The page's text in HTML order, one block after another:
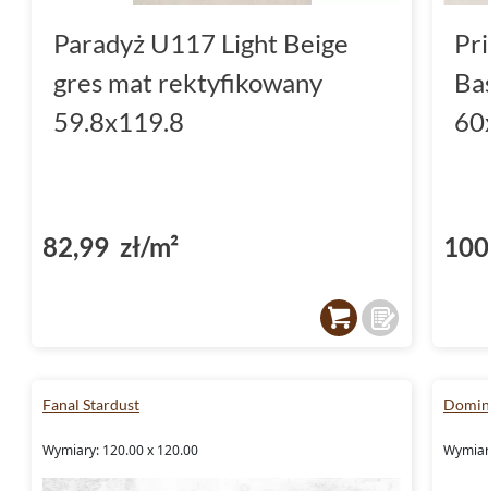
Paradyż U117 Light Beige
gres mat rektyfikowany
59.8x119.8
82,99 zł/m²
Fanal Stardust
Wymiary: 120.00 x 120.00